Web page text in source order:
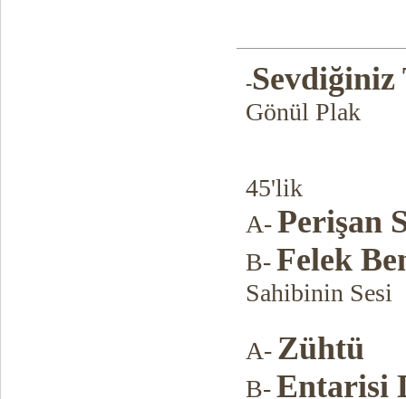
-
Gönül Plak
45'lik
A-Perişan
B-Felek
Sahibinin Sesi
A- Zühtü
B-Entarisi